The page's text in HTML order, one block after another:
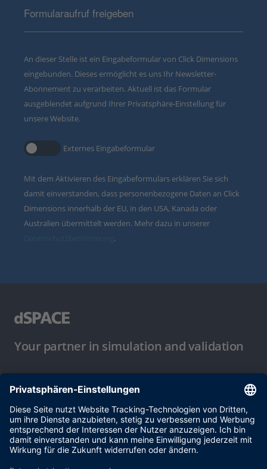
Formularaufruf freigeben
An dieser Stelle ist ein Eingabeformular von Click Dimensions
eingebunden. Dieses ermöglicht es uns Ihr Newsletter-
Abonnement zu verarbeiten. Aktuell ist das Formular
ausgeblendet aufgrund Ihrer Privatsphäre-Einstellung für
unsere Website.
Externes Eingabeformular
Mit dem Aktivieren des Eingabeformulars erklären Sie sich
damit einverstanden, dass personenbezogene Daten an Click
Dimensions innerhalb der EU, in den USA, Kanada oder
Australien übermittelt werden. Mehr dazu in unserer
.
Your partner in simulation and validation
Datenschutzbestimmung
Impressum & Allgemeine
Geschäftsbedingungen